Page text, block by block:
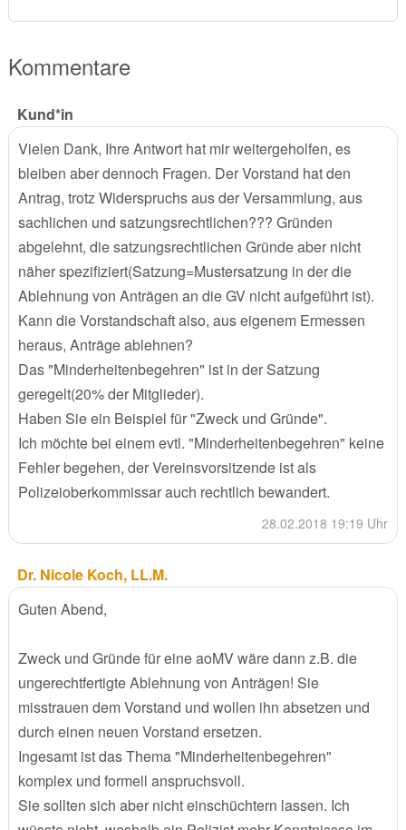
Kommentare
Kund*in
Vielen Dank, Ihre Antwort hat mir weitergeholfen, es
bleiben aber dennoch Fragen. Der Vorstand hat den
Antrag, trotz Widerspruchs aus der Versammlung, aus
sachlichen und satzungsrechtlichen??? Gründen
abgelehnt, die satzungsrechtlichen Gründe aber nicht
näher spezifiziert(Satzung=Mustersatzung in der die
Ablehnung von Anträgen an die GV nicht aufgeführt ist).
Kann die Vorstandschaft also, aus eigenem Ermessen
heraus, Anträge ablehnen?
Das "Minderheitenbegehren" ist in der Satzung
geregelt(20% der Mitglieder).
Haben Sie ein Beispiel für "Zweck und Gründe".
Ich möchte bei einem evtl. "Minderheitenbegehren" keine
Fehler begehen, der Vereinsvorsitzende ist als
Polizeioberkommissar auch rechtlich bewandert.
28.02.2018 19:19 Uhr
Dr. Nicole Koch, LL.M.
Guten Abend,
Zweck und Gründe für eine aoMV wäre dann z.B. die
ungerechtfertigte Ablehnung von Anträgen! Sie
misstrauen dem Vorstand und wollen ihn absetzen und
durch einen neuen Vorstand ersetzen.
Ingesamt ist das Thema "Minderheitenbegehren"
komplex und formell anspruchsvoll.
Sie sollten sich aber nicht einschüchtern lassen. Ich